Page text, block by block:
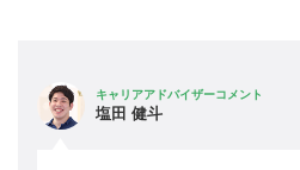
キャリアアドバイザーコメント
塩田 健斗